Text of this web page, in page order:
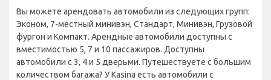
Вы можете арендовать автомобили из следующих групп:
Эконом, 7-местный минивэн, Стандарт, Минивэн, Грузовой
фургон и Компакт. Арендные автомобили доступны с
вместимостью 5, 7 и 10 пассажиров. Доступны
автомобили с 3, 4 и 5 дверьми. Путешествуете с большим
количеством багажа? У Kasina есть автомобили с